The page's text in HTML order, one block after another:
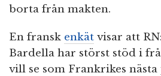
borta från makten.
En fransk enkät visar att
Bardella har störst stöd i
vill se som Frankrikes